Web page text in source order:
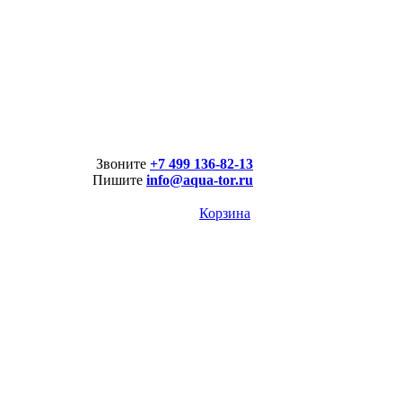
Звоните +7 499 136-82-13
Пишите info@aqua-tor.ru
Корзина